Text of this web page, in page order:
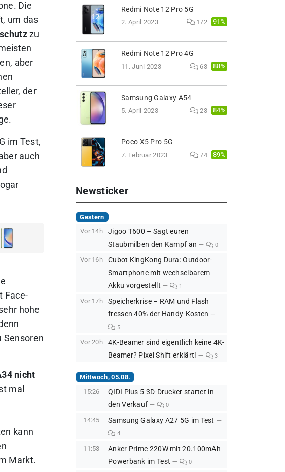
Die
um das
zu
aber
der
im Test,
auch
Face-
hohe
Sensoren
nicht
mal
kann
Markt.
Redmi Note 12 Pro 5G
2. April 2023 172 91%
Redmi Note 12 Pro 4G
11. Juni 2023 63 88%
Samsung Galaxy A54
5. April 2023 23 84%
Poco X5 Pro 5G
7. Februar 2023 74 89%
Newsticker
Gestern
Vor 14h
Jigoo T600 – Sagt euren
Staubmilben den Kampf an
0
Vor 16h
Cubot KingKong Dura: Outdoor-
Smartphone mit wechselbarem
Akku vorgestellt
1
Vor 17h
Speicherkrise – RAM und Flash
fressen 40% der Handy-Kosten
5
Vor 20h
4K-Beamer sind eigentlich keine 4K-
Beamer? Pixel Shift erklärt!
3
Mittwoch, 05.08.
15:26
QIDI Plus 5 3D-Drucker startet in
den Verkauf
0
14:45 Samsung Galaxy A27 5G im Test
4
11:53
Anker Prime 220W mit 20.100mAh
Powerbank im Test
0